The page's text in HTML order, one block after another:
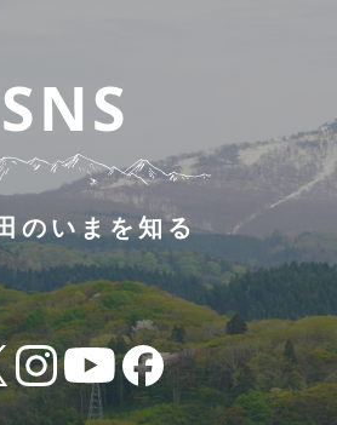
SNS
のいまを知る